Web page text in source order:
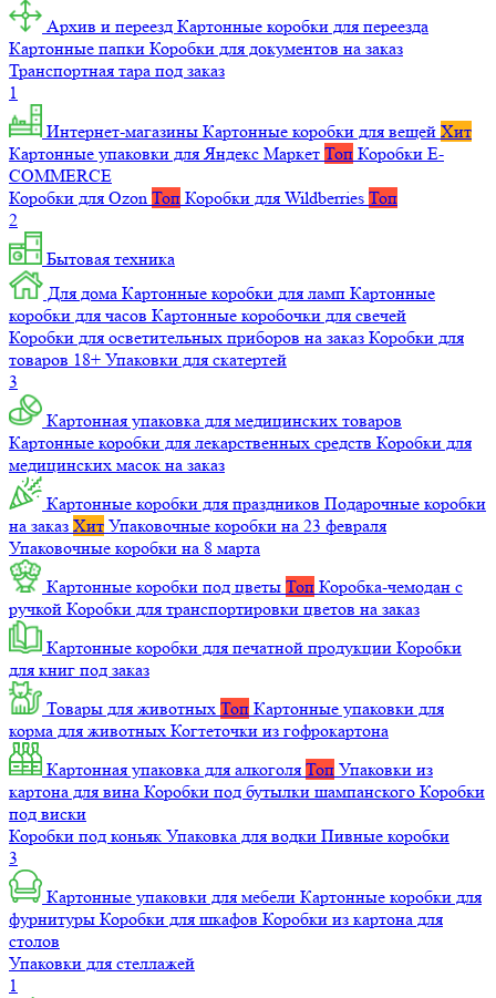
Архив и переезд Картонные коробки для переезда
Картонные папки Коробки для документов на заказ
Транспортная тара под заказ
1
Интернет-магазины Картонные коробки для вещей Хит
Картонные упаковки для Яндекс Маркет Топ Коробки E-
COMMERCE
Коробки для Ozon Топ Коробки для Wildberries Топ
2
Бытовая техника
Для дома Картонные коробки для ламп Картонные
коробки для часов Картонные коробочки для свечей
Коробки для осветительных приборов на заказ Коробки для
товаров 18+ Упаковки для скатертей
3
Картонная упаковка для медицинских товаров
Картонные коробки для лекарственных средств Коробки для
медицинских масок на заказ
Картонные коробки для праздников Подарочные коробки
на заказ Хит Упаковочные коробки на 23 февраля
Упаковочные коробки на 8 марта
Картонные коробки под цветы Топ Коробка-чемодан с
ручкой Коробки для транспортировки цветов на заказ
Картонные коробки для печатной продукции Коробки
для книг под заказ
Товары для животных Топ Картонные упаковки для
корма для животных Когтеточки из гофрокартона
Картонная упаковка для алкоголя Топ Упаковки из
картона для вина Коробки под бутылки шампанского Коробки
под виски
Коробки под коньяк Упаковка для водки Пивные коробки
3
Картонные упаковки для мебели Картонные коробки для
фурнитуры Коробки для шкафов Коробки из картона для
столов
Упаковки для стеллажей
1